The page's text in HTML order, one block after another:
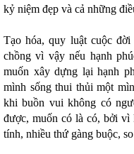
kỷ niệm đẹp và cả những
Tạo hóa, quy luật cuộc
chồng vì vậy nếu hạnh
muốn xây dựng lại hạnh
mình sống thui thủi một
khi buồn vui không có
được, muốn có là có, bởi vì
tính, nhiều thứ gàng buộc,